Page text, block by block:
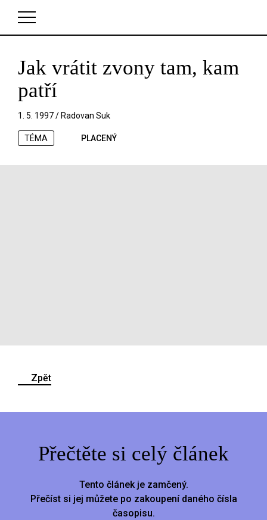
V košíku zatím nemáte žádné položky.
Jak vrátit zvony tam, kam
patří
1. 5. 1997 / Radovan Suk
TÉMA PLACENÝ
Zpět
Přečtěte si celý článek
Tento článek je zamčený.
Přečíst si jej můžete po zakoupení daného čísla
časopisu.